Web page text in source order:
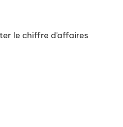
le chiffre d’affaires